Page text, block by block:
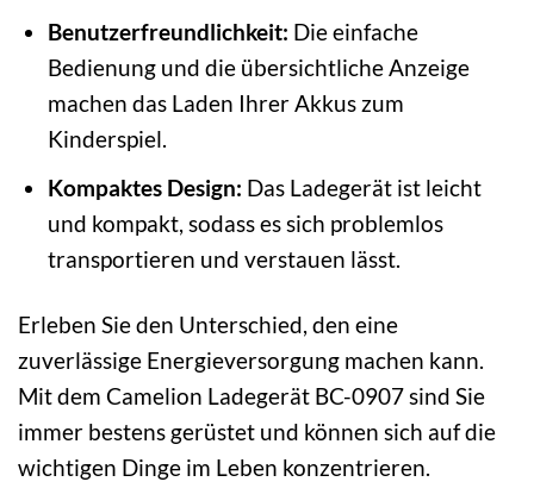
Benutzerfreundlichkeit: Die einfache
Bedienung und die übersichtliche Anzeige
machen das Laden Ihrer Akkus zum
Kinderspiel.
Kompaktes Design: Das Ladegerät ist leicht
und kompakt, sodass es sich problemlos
transportieren und verstauen lässt.
Erleben Sie den Unterschied, den eine
zuverlässige Energieversorgung machen kann.
Mit dem Camelion Ladegerät BC-0907 sind Sie
immer bestens gerüstet und können sich auf die
wichtigen Dinge im Leben konzentrieren.